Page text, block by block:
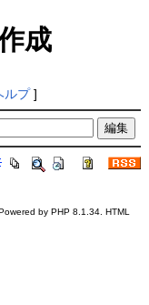
成
ルプ]
by PHP 8.1.34. HTML